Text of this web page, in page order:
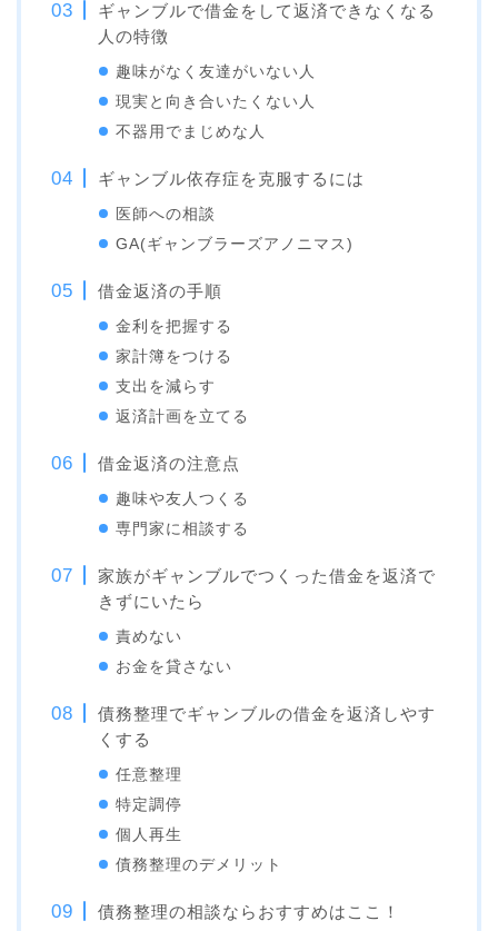
ギャンブルで借金をして返済できなくなる
人の特徴
趣味がなく友達がいない人
現実と向き合いたくない人
不器用でまじめな人
ギャンブル依存症を克服するには
医師への相談
GA(ギャンブラーズアノニマス)
借金返済の手順
金利を把握する
家計簿をつける
支出を減らす
返済計画を立てる
借金返済の注意点
趣味や友人つくる
専門家に相談する
家族がギャンブルでつくった借金を返済で
きずにいたら
責めない
お金を貸さない
債務整理でギャンブルの借金を返済しやす
くする
任意整理
特定調停
個人再生
債務整理のデメリット
債務整理の相談ならおすすめはここ！